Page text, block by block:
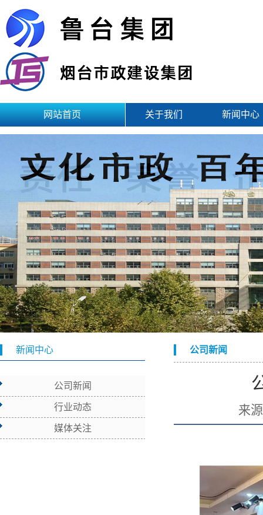
网站首页 关于我们 新闻中心
新闻中心
公司新闻
行业动态
媒体关注
公司新闻
来